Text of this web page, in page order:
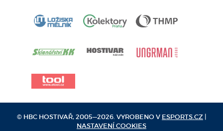
© HBC HOSTIVAŘ, 2005—2026. VYROBENO V ESPORTS.CZ |
NASTAVENÍ COOKIES